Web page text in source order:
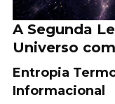
A Segunda
Universo
Entropia
Informacional